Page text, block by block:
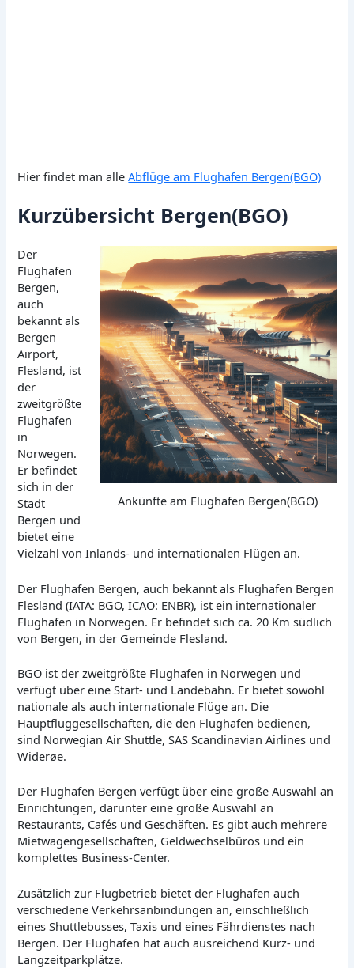
Hier findet man alleAbflüge am Flughafen Bergen(BGO)
Kurzübersicht Bergen(BGO)
Ankünfte am Flughafen Bergen(BGO)
Der
Flughafen
Bergen,
auch
bekannt als
Bergen
Airport,
Flesland, ist
der
zweitgrößte
Flughafen
in
Norwegen.
Er befindet
sich in der
Stadt
Bergen und
bietet eine
Vielzahl von Inlands- und internationalen Flügen an.
Der Flughafen Bergen, auch bekannt als Flughafen Bergen
Flesland (IATA: BGO, ICAO: ENBR), ist ein internationaler
Flughafen in Norwegen. Er befindet sich ca. 20 Km südlich
von Bergen, in der Gemeinde Flesland.
BGO ist der zweitgrößte Flughafen in Norwegen und
verfügt über eine Start- und Landebahn. Er bietet sowohl
nationale als auch internationale Flüge an. Die
Hauptfluggesellschaften, die den Flughafen bedienen,
sind Norwegian Air Shuttle, SAS Scandinavian Airlines und
Widerøe.
Der Flughafen Bergen verfügt über eine große Auswahl an
Einrichtungen, darunter eine große Auswahl an
Restaurants, Cafés und Geschäften. Es gibt auch mehrere
Mietwagengesellschaften, Geldwechselbüros und ein
komplettes Business-Center.
Zusätzlich zur Flugbetrieb bietet der Flughafen auch
verschiedene Verkehrsanbindungen an, einschließlich
eines Shuttlebusses, Taxis und eines Fährdienstes nach
Bergen. Der Flughafen hat auch ausreichend Kurz- und
Langzeitparkplätze.